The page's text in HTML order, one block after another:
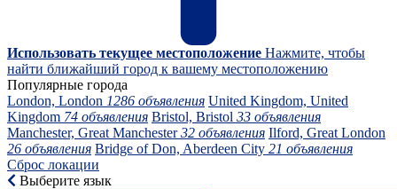
Использовать текущее местоположение Нажмите, чтобы
найти ближайший город к вашему местоположению
Популярные города
London, London 1286 объявления United Kingdom, United
Kingdom 74 объявления Bristol, Bristol 33 объявления
Manchester, Great Manchester32 объявления Ilford, Great London
26 объявления Bridge of Don, Aberdeen City 21 объявления
Сброс локации
Выберите язык